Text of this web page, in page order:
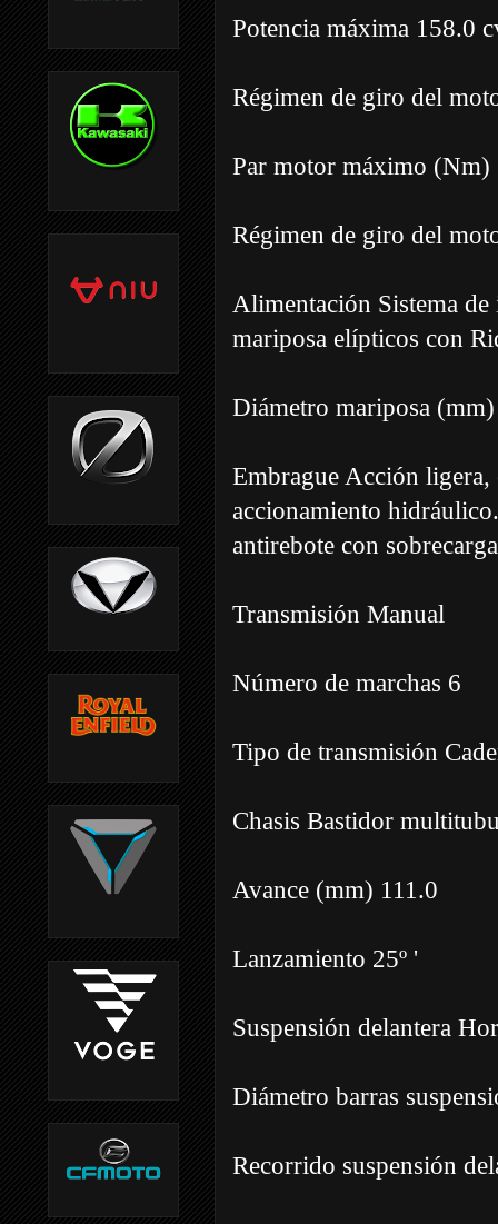
Potencia máxima 158.0
Régimen de giro del
Par motor máximo (Nm)
Régimen de giro del
Alimentación Sistema
mariposa elípticos con
Diámetro mariposa
Embrague Acción ligera,
accionamiento
antirebote con sobrecarga
Transmisión Manual
Número de marchas 6
Tipo de transmisión
Chasis Bastidor
Avance (mm) 111.0
Lanzamiento 25º '
Suspensión delantera
Diámetro barras
Recorrido suspensión